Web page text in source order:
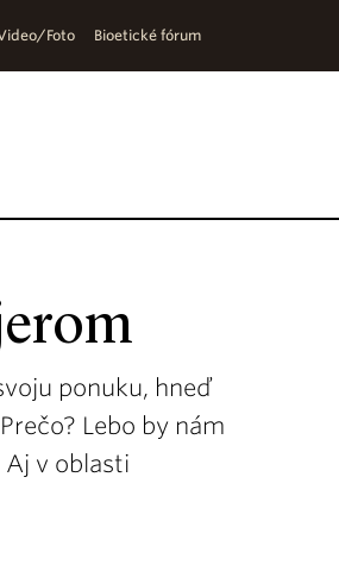
Foto Bioetické fórum
ponuku, hneď
Lebo by nám
Aj v oblasti